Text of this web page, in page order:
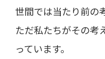
世間では当たり前の
ただ私たちがその考
っています。